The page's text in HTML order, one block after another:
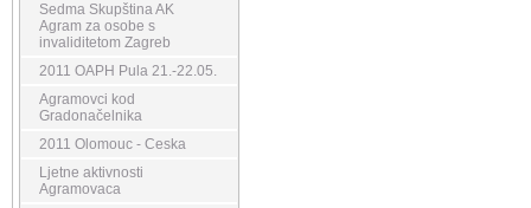
Sedma Skupština AK
Agram za osobe s
invaliditetom Zagreb
2011 OAPH Pula 21.-22.05.
Agramovci kod
Gradonačelnika
2011 Olomouc - Ceska
Ljetne aktivnosti
Agramovaca